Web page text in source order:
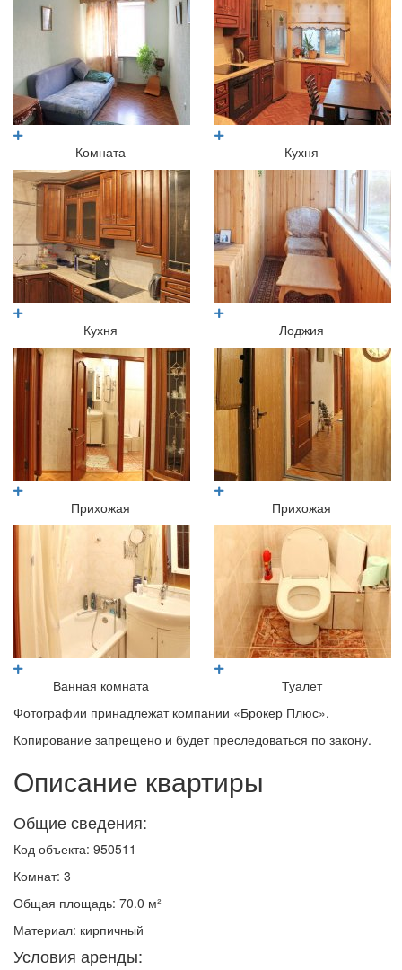
Комната Кухня
Кухня Лоджия
Прихожая Прихожая
Ванная комната
Туалет
Фотографии принадлежат компании «Брокер Плюс».
Копирование запрещено и будет преследоваться по закону.
Описание квартиры
Общие сведения:
Код объекта: 950511
Комнат: 3
Общая площадь: 70.0 м²
Материал: кирпичный
Условия аренды: